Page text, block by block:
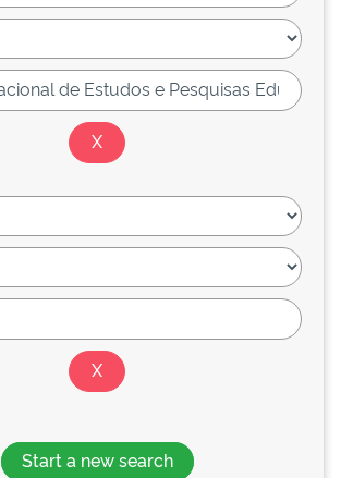
Start a new search